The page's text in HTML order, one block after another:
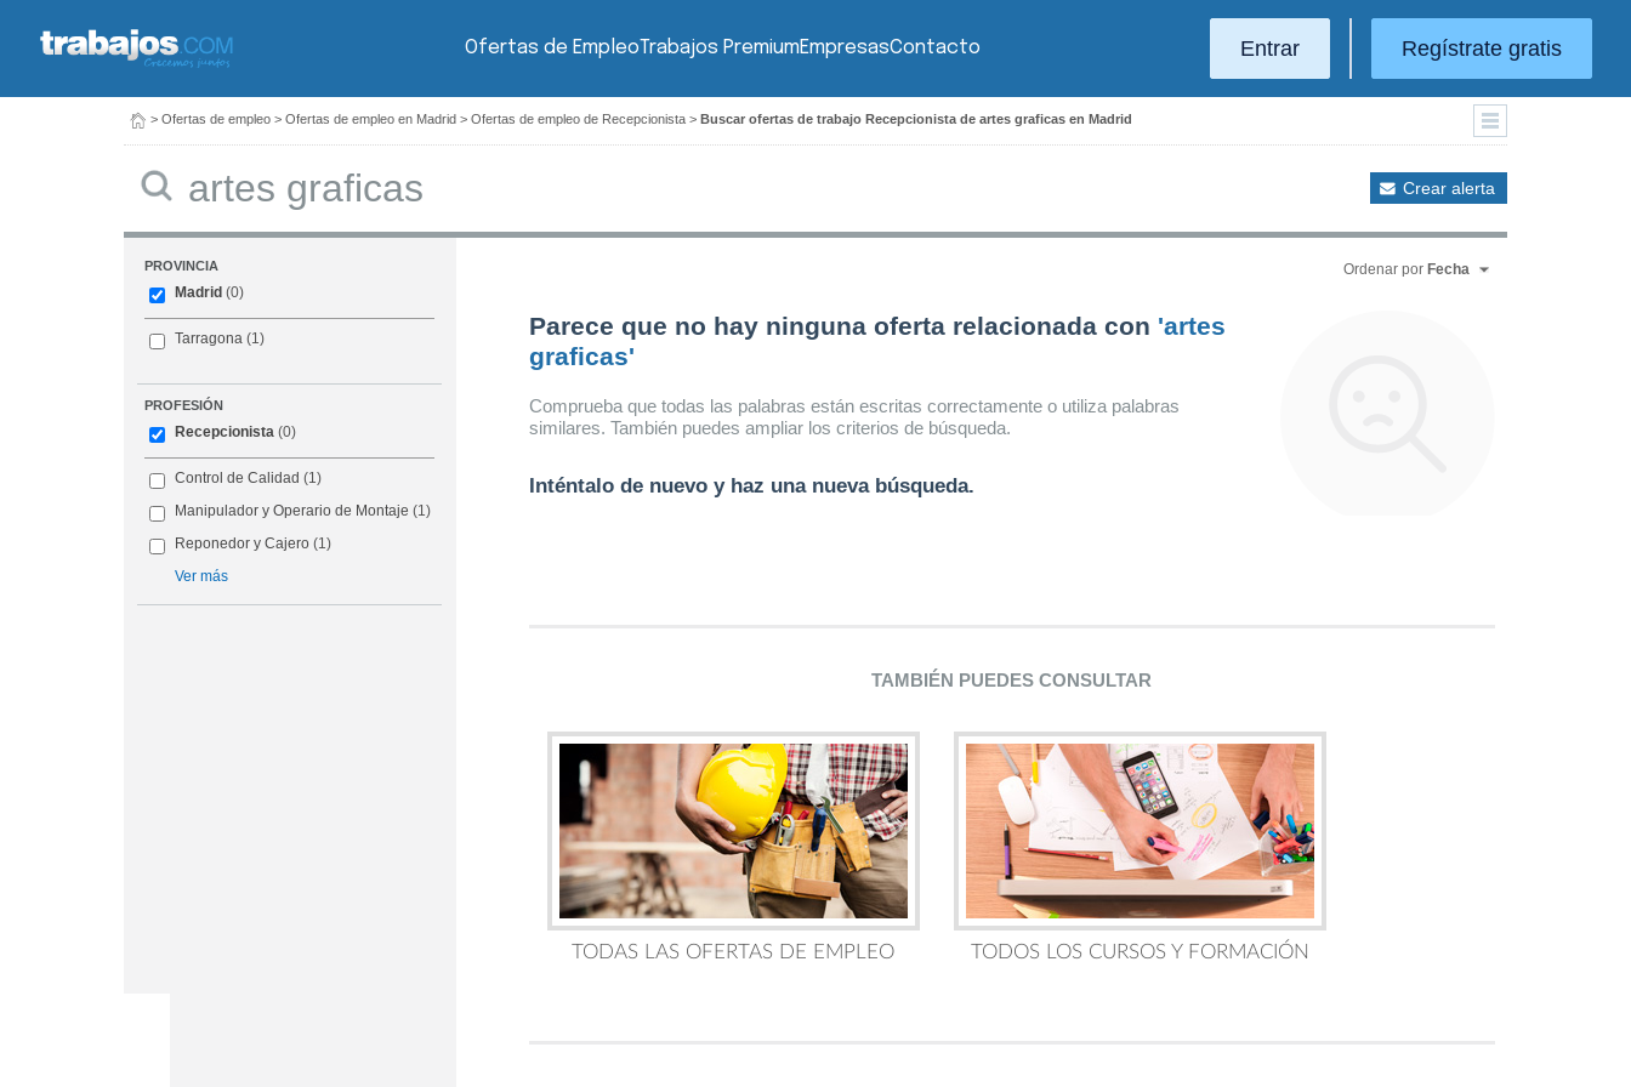
Ofertas de EmpleoTrabajos PremiumEmpresasContacto Entrar Regístrate gratis
> Ofertas de empleo > Ofertas de empleo en Madrid > Ofertas de empleo de Recepcionista > Buscar ofertas de trabajo Recepcionista de artes graficas en Madrid
Crear alerta
PROVINCIA
Madrid (0)
Tarragona (1)
PROFESIÓN
Recepcionista (0)
Control de Calidad (1)
Manipulador y Operario de Montaje (1)
Reponedor y Cajero (1)
Ver más
Ordenar por Fecha
Parece que no hay ninguna oferta relacionada con 'artes
graficas'
Comprueba que todas las palabras están escritas correctamente o utiliza palabras
similares. También puedes ampliar los criterios de búsqueda.
Inténtalo de nuevo y haz una nueva búsqueda.
TAMBIÉN PUEDES CONSULTAR
TODAS LAS OFERTAS DE EMPLEO TODOS LOS CURSOS Y FORMACIÓN